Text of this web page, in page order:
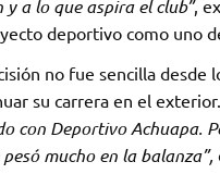
y a lo que aspira el club”,
deportivo como uno
no fue sencilla
su carrera en el
con Deportivo Achuapa.
mucho en la balanza”,